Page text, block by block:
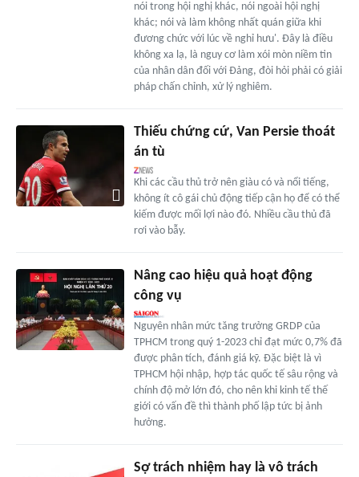
nói trong hội nghị khác, nói ngoài hội nghị
khác; nói và làm không nhất quán giữa khi
đương chức với lúc về nghỉ hưu'. Đây là điều
không xa lạ, là nguy cơ làm xói mòn niềm tin
của nhân dân đối với Đảng, đòi hỏi phải có giải
pháp chấn chỉnh, xử lý nghiêm.
Thiếu chứng cứ, Van Persie thoát
án tù
Khi các cầu thủ trở nên giàu có và nổi tiếng,
không ít cô gái chủ động tiếp cận họ để có thể
kiếm được mối lợi nào đó. Nhiều cầu thủ đã
rơi vào bẫy.
Nâng cao hiệu quả hoạt động
công vụ
Nguyên nhân mức tăng trưởng GRDP của
TPHCM trong quý 1-2023 chỉ đạt mức 0,7% đã
được phân tích, đánh giá kỹ. Đặc biệt là vì
TPHCM hội nhập, hợp tác quốc tế sâu rộng và
chính độ mở lớn đó, cho nên khi kinh tế thế
giới có vấn đề thì thành phố lập tức bị ảnh
hưởng.
Sợ trách nhiệm hay là vô trách